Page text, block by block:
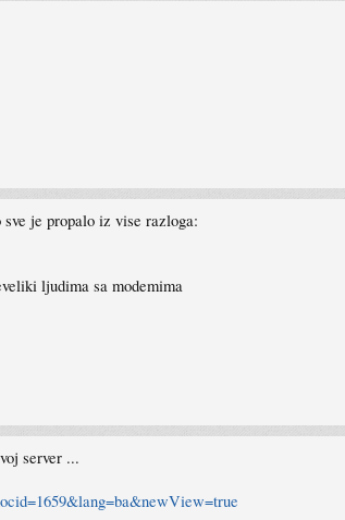
je propalo iz vise razloga:
ljudima sa modemima
server ...